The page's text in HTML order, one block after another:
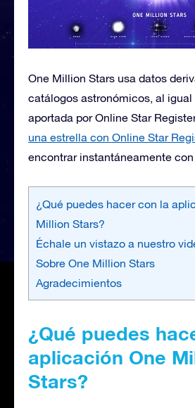
One Million Stars usa datos
catálogos astronómicos, al
aportada por Online Star
una estrella con Online Star
encontrar instantáneamente
¿Qué puedes hacer con la
Million Stars?
Échale un vistazo a nuestro
Sobre One Million Stars
Agradecimientos
¿Qué puedes
aplicación One
Stars?